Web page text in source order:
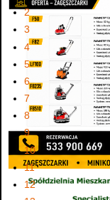
2
3
4
5
6
7
8
9
10
11
12